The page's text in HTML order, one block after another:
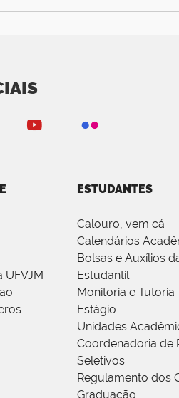
UFVJM
ESTUDANTES
Calouro, vem cá
Calendários
Bolsas e Auxílios
Estudantil
Monitoria e Tutoria
Estágio
Unidades
Coordenadoria de
Seletivos
Regulamento dos
Graduação